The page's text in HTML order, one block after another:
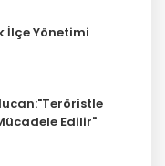
İlçe Yönetimi
Edilir"